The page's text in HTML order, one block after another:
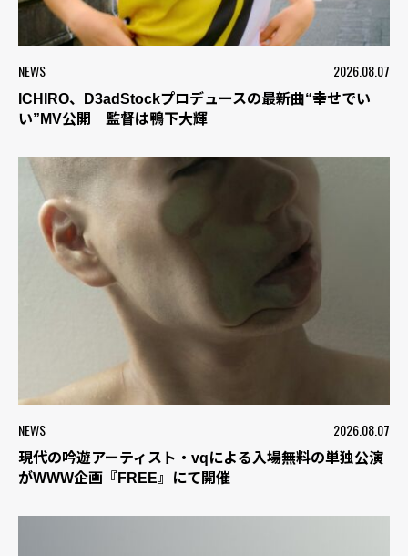
NEWS 2026.08.07
ICHIRO、D3adStockプロデュースの最新曲“幸せでい
い”MV公開 監督は鴨下大輝
NEWS 2026.08.07
現代の吟遊アーティスト・vqによる入場無料の単独公演
がWWW企画『FREE』にて開催